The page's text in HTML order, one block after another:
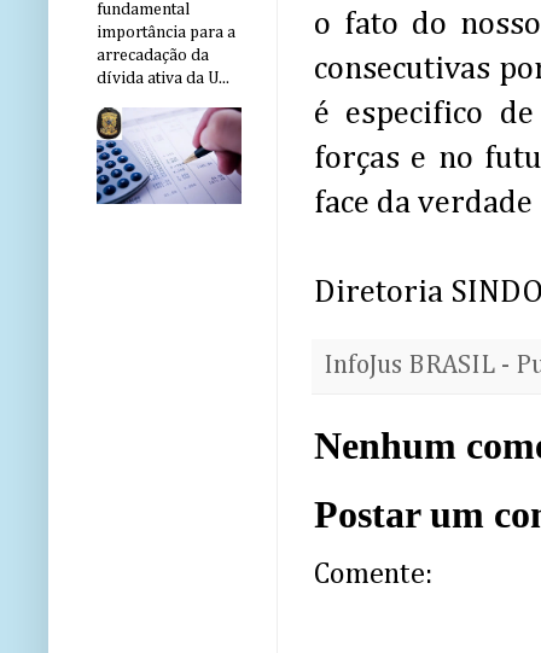
o fato do
consecutivas
é especifico
forças e no
face da
Diretoria
InfoJus BRASIL -
Nenhum
Postar um
Comente:
fundamental
importância para a
arrecadação da
dívida ativa da U...